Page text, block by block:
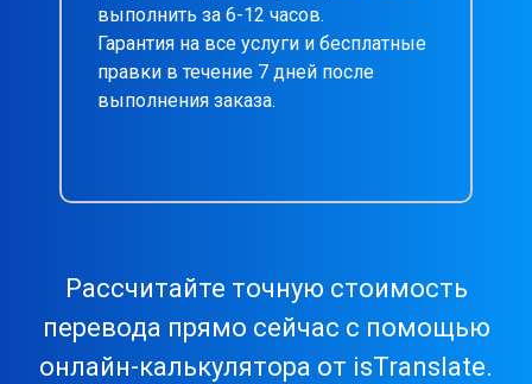
выполнить за 6-12 часов.
Гарантия на все услуги и бесплатные
правки в течение 7 дней после
выполнения заказа.
Рассчитайте точную стоимость
перевода прямо сейчас с помощью
онлайн-калькулятора от isTranslate.